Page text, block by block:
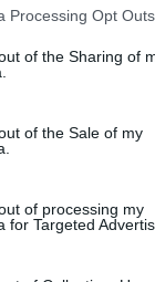
website/app uses
or usage
to Google and its
specified
Processing Opt Outs
of the Sharing of
of the Sale of my
of processing my
for Targeted